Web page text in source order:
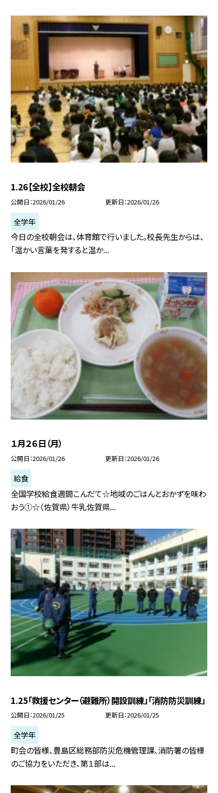
1.26【全校】全校朝会
公開日 2026/01/26 更新日 2026/01/26
全学年
今日の全校朝会は、体育館で行いました。校長先生からは、
「温かい言葉を発すると温か...
１月２６日（月）
公開日 2026/01/26 更新日 2026/01/26
給食
全国学校給食週間こんだて☆地域のごはんとおかずを味わ
おう①☆（佐賀県）牛乳佐賀県...
1.25「救援センター（避難所）開設訓練」「消防防災訓練」
公開日 2026/01/25 更新日 2026/01/25
全学年
町会の皆様、豊島区総務部防災危機管理課、消防署の皆様
のご協力をいただき、第１部は...